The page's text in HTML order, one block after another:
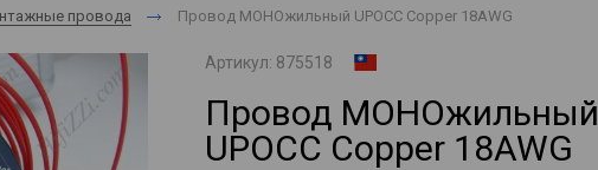
провода Провод МОНОжильный UPOCC Copper 18AWG
Артикул: 875518
Провод МОНОжильный
UPOCC Copper 18AWG